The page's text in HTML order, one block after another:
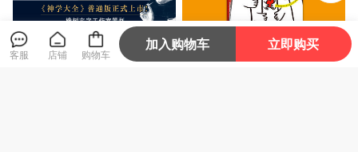
普通版《神学大全》全19册
《养育幸福的孩子》拒绝焦
客服 店铺 购物车
加入购物车 立即购买